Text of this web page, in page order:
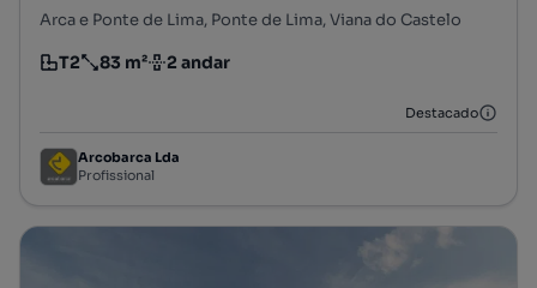
Arca e Ponte de Lima, Ponte de Lima, Viana do Castelo
Tipologia
T2
Preço por metro quadrado
83 m²
Andar 2 andar
Destacado
Arcobarca Lda
Profissional